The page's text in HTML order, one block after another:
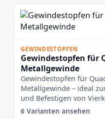
GEWINDESTOPFEN
Gewindestopfen für
Metallgewinde
Gewindestopfen für
Metallgewinde – ideal
und Befestigen von
6 Varianten ansehen